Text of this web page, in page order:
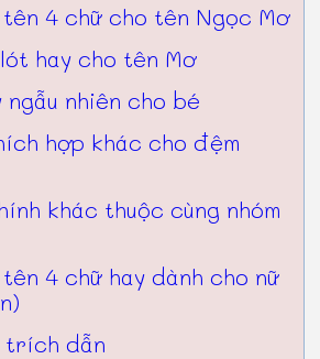
4 chữ cho tên Ngọc Mơ
hay cho tên Mơ
ngẫu nhiên cho bé
hợp khác cho đệm
khác thuộc cùng nhóm
4 chữ hay dành cho nữ
trích dẫn